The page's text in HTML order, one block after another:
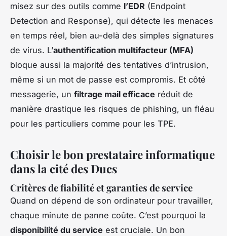
misez sur des outils comme l’EDR (Endpoint
Detection and Response), qui détecte les menaces
en temps réel, bien au-delà des simples signatures
de virus. L’authentification multifacteur (MFA)
bloque aussi la majorité des tentatives d’intrusion,
même si un mot de passe est compromis. Et côté
messagerie, un filtrage mail efficace réduit de
manière drastique les risques de phishing, un fléau
pour les particuliers comme pour les TPE.
Choisir le bon prestataire informatique
dans la cité des Ducs
Critères de fiabilité et garanties de service
Quand on dépend de son ordinateur pour travailler,
chaque minute de panne coûte. C’est pourquoi la
disponibilité du service est cruciale. Un bon